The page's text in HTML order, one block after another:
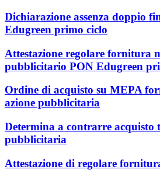
Dichiarazione assenza doppio
Edugreen primo ciclo
Attestazione regolare fornitura
pubblicitario PON Edugreen
Ordine di acquisto su MEPA
azione pubblicitaria
Determina a contrarre acquisto
pubblicitaria
Attestazione di regolare